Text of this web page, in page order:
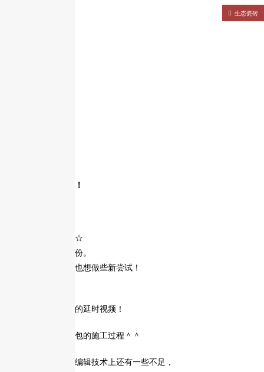
生态瓷砖
这是一个延时视频！
大家好！是四月了☆
四月是开始的新月份。
在这个博客中，我也想做些新尝试！
我拍摄了施工过程的延时视频！
这次展示的是设计包的施工过程＾＾
因为刚开始尝试，编辑技术上还有一些不足，